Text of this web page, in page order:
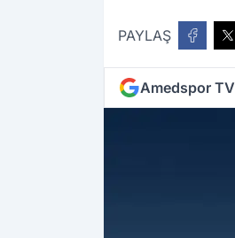
PAYLAŞ
Amedspor TV